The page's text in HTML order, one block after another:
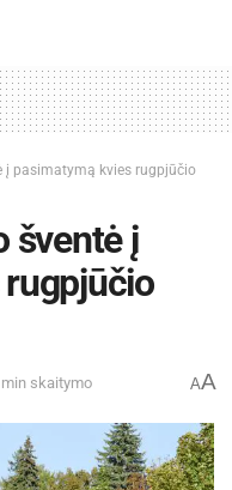
į pasimatymą kvies rugpjūčio
šventė į
skaitymo AA